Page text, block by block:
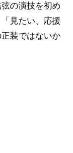
の演技を初め
見たい、応援
装ではないか